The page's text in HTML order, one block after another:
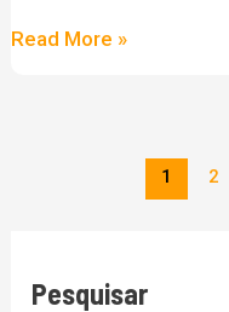
Read More »
1 2
Pesquisar